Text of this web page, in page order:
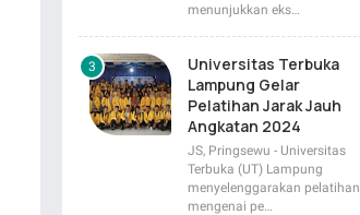
menunjukkan eks…
Universitas Terbuka
Lampung Gelar
Pelatihan Jarak Jauh
Angkatan 2024
JS, Pringsewu - Universitas
Terbuka (UT) Lampung
menyelenggarakan pelatihan
mengenai pe…